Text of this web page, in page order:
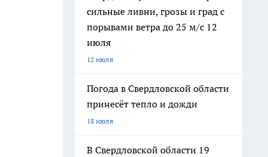
сильные ливни, грозы и град с
порывами ветра до 25 м/с 12
июля
12 июля
Погода в Свердловской области
принесёт тепло и дожди
18 июля
В Свердловской области 19